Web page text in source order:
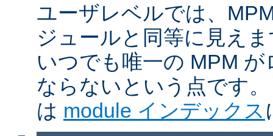
ユーザレベルでは、
ジュールと同等に見え
いつでも唯一の MPM
ならないという点です
は module インデックス